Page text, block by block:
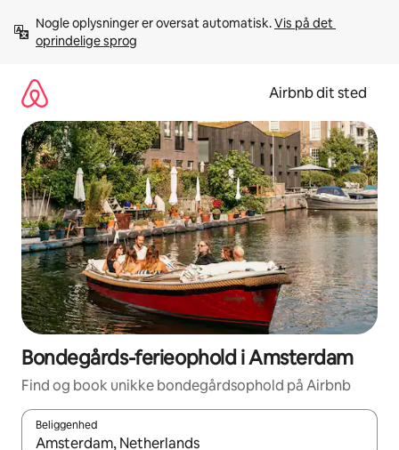
videre
Nogle oplysninger er oversat automatisk. Vis på det
oprindelige sprog
Airbnb dit sted
Bondegårds-ferieophold i Amsterdam
Find og book unikke bondegårdsophold på Airbnb
Beliggenhed
Når resultaterne er tilgængelige, skal du navigere med